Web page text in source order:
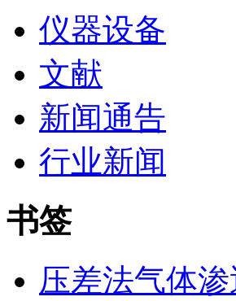
仪器设备
文献
新闻通告
行业新闻
书签
压差法气体